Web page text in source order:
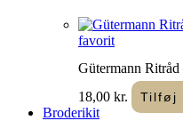
favorit
Gütermann
18,00 kr. Tilføj
Broderikit